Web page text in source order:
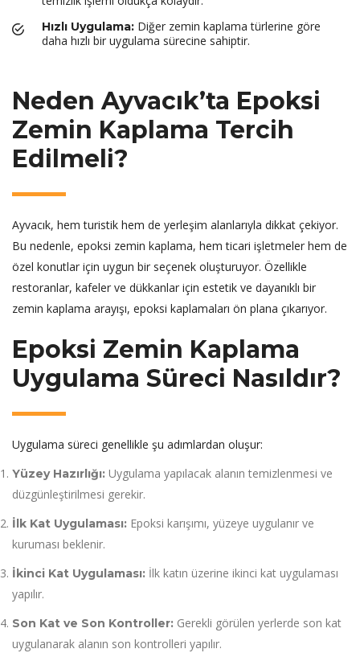
Hızlı Uygulama: Diğer zemin kaplama türlerine göre
daha hızlı bir uygulama sürecine sahiptir.
Neden Ayvacık’ta Epoksi
Zemin Kaplama Tercih
Edilmeli?
Ayvacık, hem turistik hem de yerleşim alanlarıyla dikkat çekiyor.
Bu nedenle, epoksi zemin kaplama, hem ticari işletmeler hem de
özel konutlar için uygun bir seçenek oluşturuyor. Özellikle
restoranlar, kafeler ve dükkanlar için estetik ve dayanıklı bir
zemin kaplama arayışı, epoksi kaplamaları ön plana çıkarıyor.
Epoksi Zemin Kaplama
Uygulama Süreci Nasıldır?
Uygulama süreci genellikle şu adımlardan oluşur:
Yüzey Hazırlığı: Uygulama yapılacak alanın temizlenmesi ve
düzgünleştirilmesi gerekir.
İlk Kat Uygulaması: Epoksi karışımı, yüzeye uygulanır ve
kuruması beklenir.
İkinci Kat Uygulaması: İlk katın üzerine ikinci kat uygulaması
yapılır.
Son Kat ve Son Kontroller: Gerekli görülen yerlerde son kat
uygulanarak alanın son kontrolleri yapılır.